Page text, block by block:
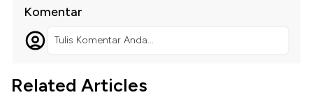
Komentar
Tulis Komentar Anda...
Related Articles